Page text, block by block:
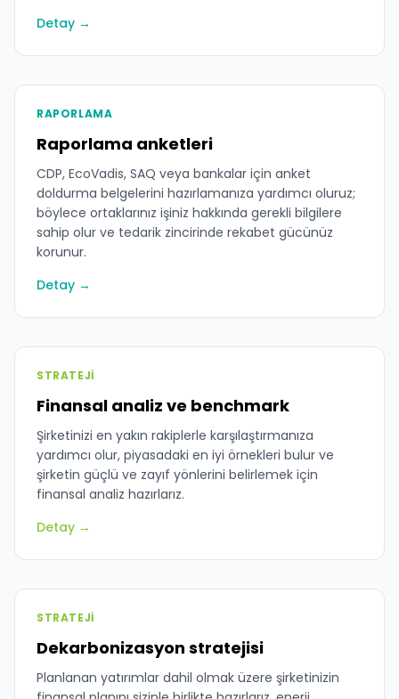
Detay →
RAPORLAMA
Raporlama anketleri
CDP, EcoVadis, SAQ veya bankalar için anket
doldurma belgelerini hazırlamanıza yardımcı oluruz;
böylece ortaklarınız işiniz hakkında gerekli bilgilere
sahip olur ve tedarik zincirinde rekabet gücünüz
korunur.
Detay →
STRATEJI
Finansal analiz ve benchmark
Şirketinizi en yakın rakiplerle karşılaştırmanıza
yardımcı olur, piyasadaki en iyi örnekleri bulur ve
şirketin güçlü ve zayıf yönlerini belirlemek için
finansal analiz hazırlarız.
Detay →
STRATEJI
Dekarbonizasyon stratejisi
Planlanan yatırımlar dahil olmak üzere şirketinizin